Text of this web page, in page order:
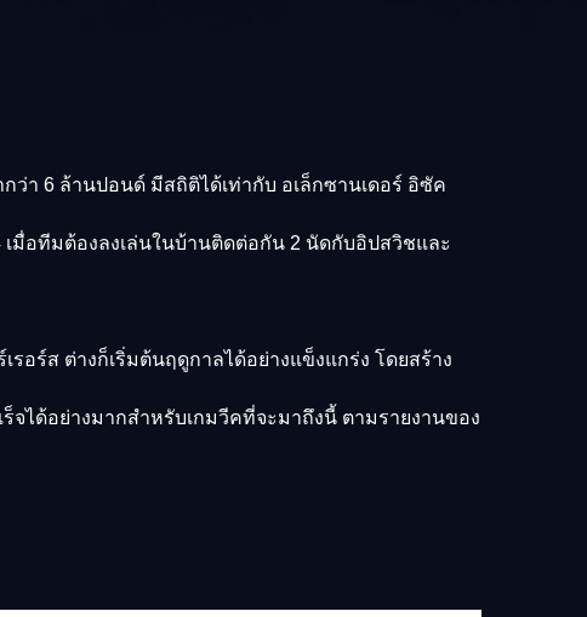
ว่า 6 ล้านปอนด์ มีสถิติได้เท่ากับ อเล็กซานเดอร์ อิซัค
มื่อทีมต้องลงเล่นในบ้านติดต่อกัน 2 นัดกับอิปสวิชและ
อร์ส ต่างก็เริ่มต้นฤดูกาลได้อย่างแข็งแกร่ง โดยสร้าง
ได้อย่างมากสำหรับเกมวีคที่จะมาถึงนี้ ตามรายงานของ